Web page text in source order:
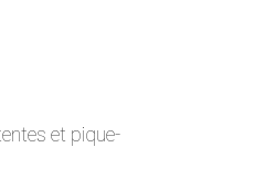
et pique-